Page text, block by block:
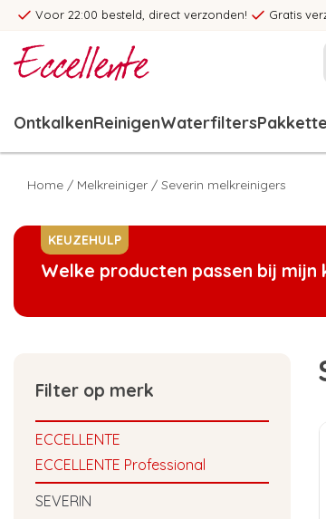
Voor 22:00 besteld, direct verzonden! Gratis
OntkalkenReinigenWaterfilters
Home / Melkreiniger / Severin melkreinigers
KEUZEHULP
Welke producten passen bij mijn
Filter op merk
ECCELLENTE
ECCELLENTE Professional
SEVERIN